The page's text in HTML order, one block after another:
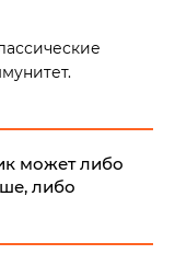
может либо
либо